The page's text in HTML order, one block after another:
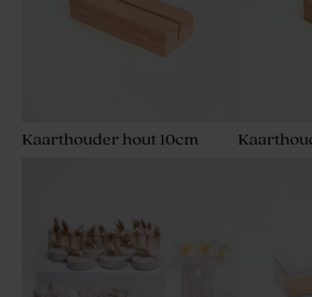
Kaarthouder hout 10cm